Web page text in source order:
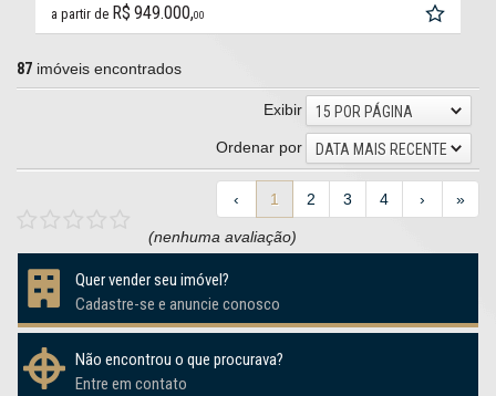
a partir de R$ 949.000,00
87 imóveis encontrados
Exibir
15 POR PÁGINA
Ordenar por
DATA MAIS RECENTE
‹ 1 2 3 4 › »
(nenhuma avaliação)
Quer vender seu imóvel?
Cadastre-se e anuncie conosco
Não encontrou o que procurava?
Entre em contato